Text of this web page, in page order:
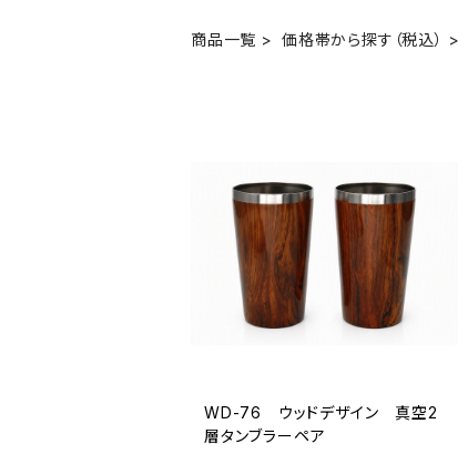
商品一覧 価格帯から探す（税込）
WD-76 ウッドデザイン 真空2
層タンブラーペア